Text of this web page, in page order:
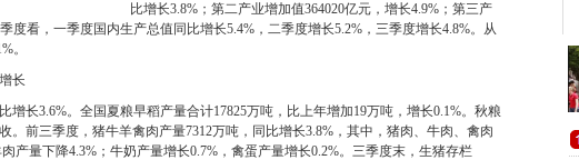
比增长3.8%；第二产业增加值364020亿元，增长4.9%；第三产
度看，一季度国内生产总值同比增长5.4%，二季度增长5.2%，三季度增长4.8%。从
。
长
增长3.6%。全国夏粮早稻产量合计17825万吨，比上年增加19万吨，增长0.1%。秋粮
。前三季度，猪牛羊禽肉产量7312万吨，同比增长3.8%，其中，猪肉、牛肉、禽肉
产量下降4.3%；牛奶产量增长0.7%，禽蛋产量增长0.2%。三季度末，生猪存栏